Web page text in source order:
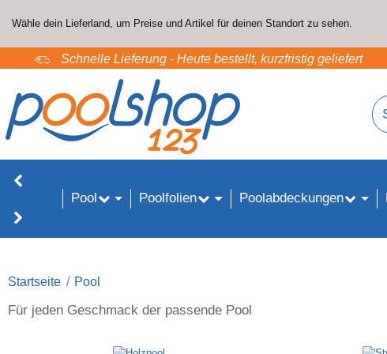
Wähle dein Lieferland, um Preise und Artikel für deinen Standort zu sehen.
Schnelle Lieferung - Heute bestellt, kurzfristig geliefert
Pool Poolfolien Poolabdeckungen
Startseite Pool
Für jeden Geschmack der passende Pool